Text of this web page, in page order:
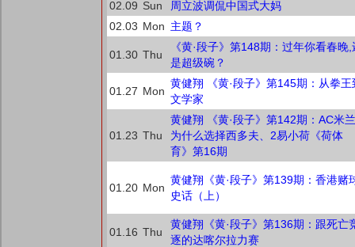
02.09 Sun
周立波调侃中国式大妈
02.03 Mon 主题？
01.30 Thu
《黄·段子》第148期：过年你看春晚,
是超级碗？
01.27 Mon
黄健翔 《黄·段子》第145期：从拳王
文学家
01.23 Thu
黄健翔 《黄·段子》第142期：AC米兰
为什么选择西多夫、2易小荷《荷体
育》第16期
01.20 Mon
黄健翔《黄·段子》第139期：香港赌
史话（上）
01.16 Thu
黄健翔《黄·段子》第136期：跟死亡
逐的达喀尔拉力赛